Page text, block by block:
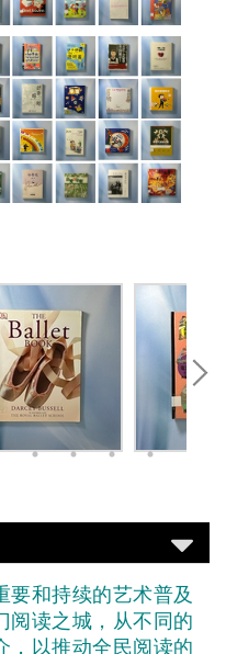
要和持续的艺术普及
阅读之城，从不同的
，以推动全民阅读的